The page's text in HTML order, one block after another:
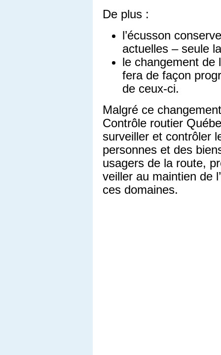
De plus :
l’écusson
actuelles – seule
le changement de
fera de façon
de ceux-ci.
Malgré ce
Contrôle routier
surveiller et contrôler
personnes et des
usagers de la route,
veiller au maintien de
ces domaines.